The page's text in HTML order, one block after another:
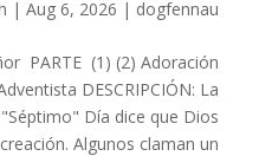
|Aug 6, 2026 | dogfennau
PARTE (1) (2) Adoración
DESCRIPCIÓN: La
Día dice que Dios
Algunos claman un